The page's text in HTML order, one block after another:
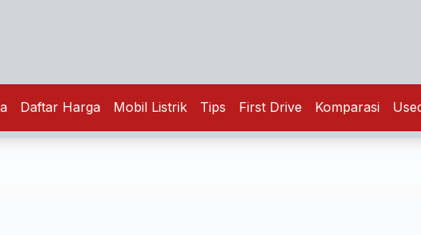
Daftar Harga Mobil Listrik Tips First Drive Komparasi